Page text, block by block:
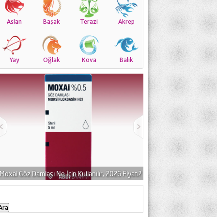
Aslan Başak Terazi Akrep
Yay Oğlak Kova Balık
Fiyatı? Karma Ciltlerin Bakımı Nasıl Olmalıdır? Stafine
Arama: